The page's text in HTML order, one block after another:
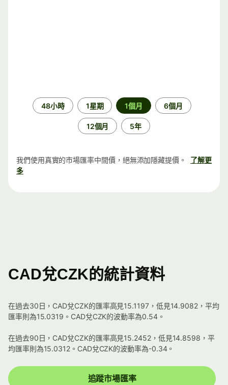
48小時 1星期 1個月 6個月
12個月 5年
我們使用真實的市場匯率中間價，絕無添加隱藏提價。
了解更
多
CAD兌CZK的統計資料
在過去30日，CAD兌CZK的匯率高見15.1197，低見14.9082，平均
匯率則為15.0319。CAD兌CZK的波動率為0.54。
在過去90日，CAD兌CZK的匯率高見15.2452，低見14.8598，平
均匯率則為15.0312。CAD兌CZK的波動率為-0.34。
追蹤市場匯率